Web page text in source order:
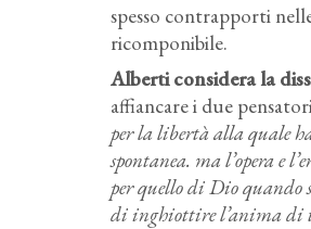
spesso contrapporti
ricomponibile.
Alberti considera la
affiancare i due
per la libertà alla quale
spontanea. ma l’opera e
per quello di Dio quando
di inghiottire l’anima di